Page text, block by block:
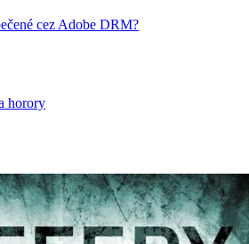
cez Adobe DRM?
horory